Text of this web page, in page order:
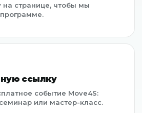
странице, чтобы мы
ссылку
событие Move4S:
или мастер-класс.